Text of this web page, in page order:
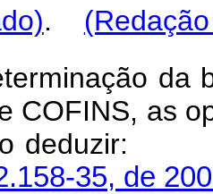
.
da
COFINS, as
35, de